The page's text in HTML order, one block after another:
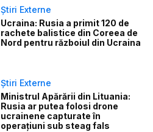
Știri Externe
Ucraina: Rusia a primit 120 de
rachete balistice din Coreea de
Nord pentru războiul din Ucraina
Știri Externe
Ministrul Apărării din Lituania:
Rusia ar putea folosi drone
ucrainene capturate în
operațiuni sub steag fals